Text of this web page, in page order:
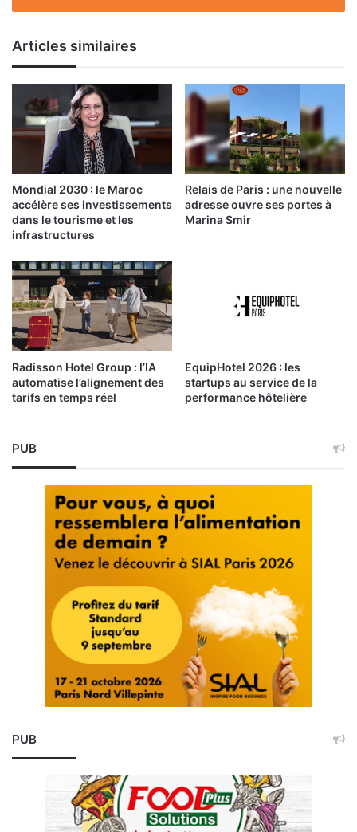
Articles similaires
Mondial 2030 : le Maroc
accélère ses investissements
dans le tourisme et les
infrastructures
Relais de Paris : une nouvelle
adresse ouvre ses portes à
Marina Smir
Radisson Hotel Group : l’IA
automatise l’alignement des
tarifs en temps réel
EquipHotel 2026 : les
startups au service de la
performance hôtelière
PUB
PUB